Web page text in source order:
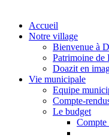
Accueil
Notre village
Bienvenue à
Patrimoine de
Doazit en
Vie municipale
Equipe
Compte-
Le budget
Compte